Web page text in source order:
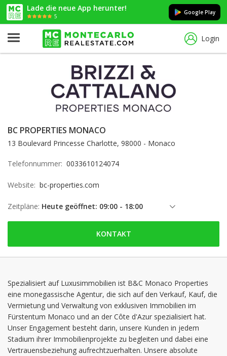
Lade die neue App herunter!
5
Google Play
Login
BC PROPERTIES MONACO
13 Boulevard Princesse Charlotte, 98000 - Monaco
Telefonnummer: 0033610124074
Website: bc-properties.com
Zeitpläne: Heute geöffnet: 09:00 - 18:00
Freitag: 09:00 - 18:00
Samstag: 09:00 - 18:00
Dienstag: 09:00 - 18:00
Mittwoch: 09:00 - 18:00
Donnerstag: 09:00 - 18:00
KONTAKT
Spezialisiert auf Luxusimmobilien ist B&C Monaco Properties
eine monegassische Agentur, die sich auf den Verkauf, Kauf, die
Vermietung und Verwaltung von exklusiven Immobilien im
Fürstentum Monaco und an der Côte d'Azur spezialisiert hat.
Unser Engagement besteht darin, unsere Kunden in jedem
Stadium ihrer Immobilienprojekte zu begleiten und dabei eine
Vertrauensbeziehung aufrechtzuerhalten. Unsere absolute